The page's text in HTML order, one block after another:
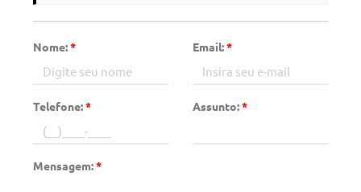
Nome:* Email:*
Telefone:* Assunto:*
Mensagem:*